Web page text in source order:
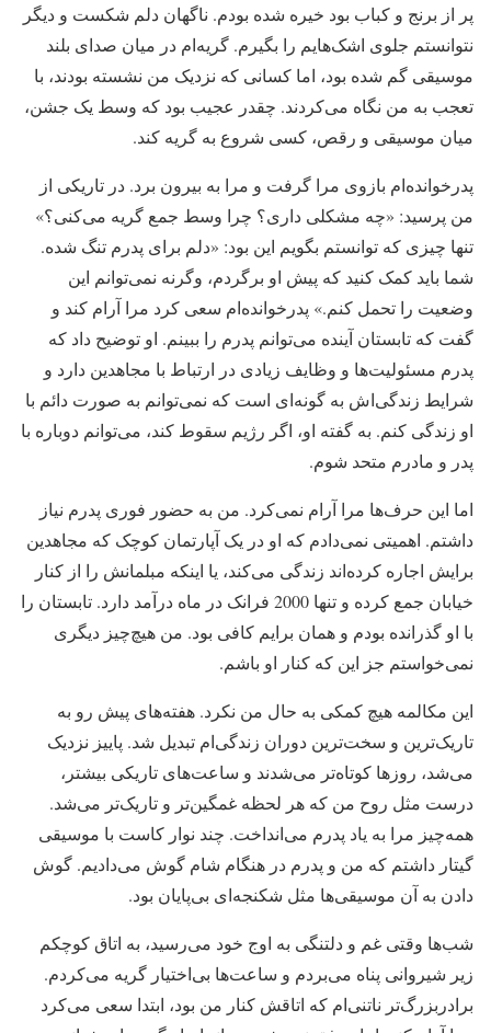
پر از برنج و کباب بود خیره شده بودم. ناگهان دلم شکست و دیگر
نتوانستم جلوی اشک‌هایم را بگیرم. گریه‌ام در میان صدای بلند
موسیقی گم شده بود، اما کسانی که نزدیک من نشسته بودند، با
تعجب به من نگاه می‌کردند. چقدر عجیب بود که وسط یک جشن،
میان موسیقی و رقص، کسی شروع به گریه کند.
پدرخوانده‌ام بازوی مرا گرفت و مرا به بیرون برد. در تاریکی از
من پرسید: «چه مشکلی داری؟ چرا وسط جمع گریه می‌کنی؟»
تنها چیزی که توانستم بگویم این بود: «دلم برای پدرم تنگ شده.
شما باید کمک کنید که پیش او برگردم، وگرنه نمی‌توانم این
وضعیت را تحمل کنم.» پدرخوانده‌ام سعی کرد مرا آرام کند و
گفت که تابستان آینده می‌توانم پدرم را ببینم. او توضیح داد که
پدرم مسئولیت‌ها و وظایف زیادی در ارتباط با مجاهدین دارد و
شرایط زندگی‌اش به گونه‌ای است که نمی‌توانم به صورت دائم با
او زندگی کنم. به گفته او، اگر رژیم سقوط کند، می‌توانم دوباره با
پدر و مادرم متحد شوم.
اما این حرف‌ها مرا آرام نمی‌کرد. من به حضور فوری پدرم نیاز
داشتم. اهمیتی نمی‌دادم که او در یک آپارتمان کوچک که مجاهدین
برایش اجاره کرده‌اند زندگی می‌کند، یا اینکه مبلمانش را از کنار
خیابان جمع کرده و تنها 2000 فرانک در ماه درآمد دارد. تابستان را
با او گذرانده بودم و همان برایم کافی بود. من هیچ‌چیز دیگری
نمی‌خواستم جز این که کنار او باشم.
این مکالمه هیچ کمکی به حال من نکرد. هفته‌های پیش رو به
تاریک‌ترین و سخت‌ترین دوران زندگی‌ام تبدیل شد. پاییز نزدیک
می‌شد، روزها کوتاه‌تر می‌شدند و ساعت‌های تاریکی بیشتر،
درست مثل روح من که هر لحظه غمگین‌تر و تاریک‌تر می‌شد.
همه‌چیز مرا به یاد پدرم می‌انداخت. چند نوار کاست با موسیقی
گیتار داشتم که من و پدرم در هنگام شام گوش می‌دادیم. گوش
دادن به آن موسیقی‌ها مثل شکنجه‌ای بی‌پایان بود.
شب‌ها وقتی غم و دلتنگی به اوج خود می‌رسید، به اتاق کوچکم
زیر شیروانی پناه می‌بردم و ساعت‌ها بی‌اختیار گریه می‌کردم.
برادربزرگ‌تر ناتنی‌ام که اتاقش کنار من بود، ابتدا سعی می‌کرد